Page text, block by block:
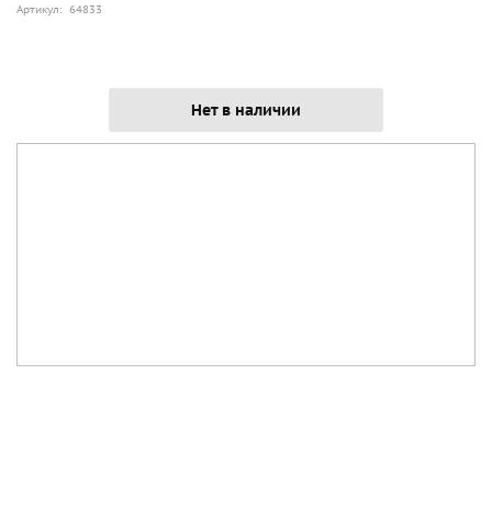
Артикул: 64833
Нет в наличии